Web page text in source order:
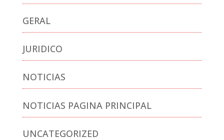
GERAL
JURIDICO
NOTICIAS
NOTICIAS PAGINA PRINCIPAL
UNCATEGORIZED